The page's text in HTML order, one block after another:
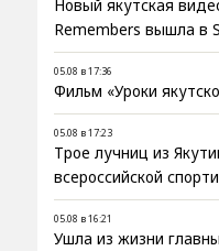
Новый якутская
Remembers вышла в
05.08 в 17:36
Фильм «Уроки
05.08 в 17:23
Трое лучниц из
всероссийской
05.08 в 16:21
Ушла из жизни